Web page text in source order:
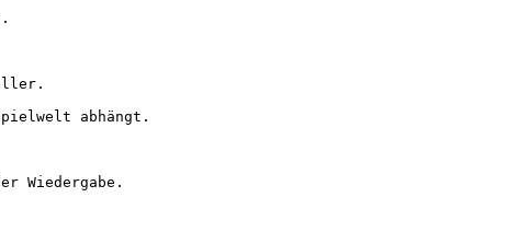
abhängt.
Wiedergabe.